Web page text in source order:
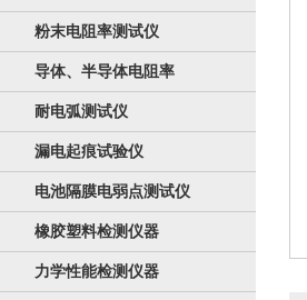
粉末电阻率测试仪
导体、半导体电阻率
耐电弧测试仪
漏电起痕试验仪
电池隔膜电弱点测试仪
橡胶塑料检测仪器
力学性能检测仪器